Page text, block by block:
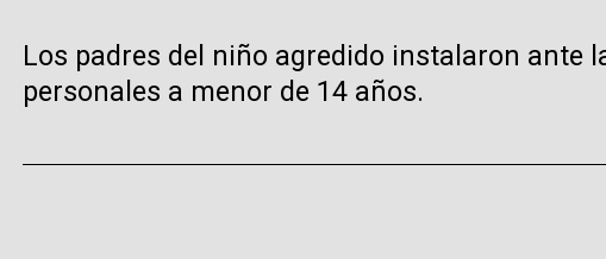
Los padres del niño agredido instalaron ante
personales a menor de 14 años.